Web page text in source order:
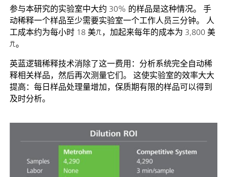
参与本研究的实验室中大约 30% 的样品是这种情况。 手
动稀释一个样品至少需要实验室一个工作人员三分钟。 人
工成本约为每小时 18 美元，加起来每年的成本为 3,800 美
元。
英蓝逻辑稀释技术消除了这一费用：分析系统完全自动稀
释相关样品，然后再次测量它们。 这使实验室的效率大大
提高：每日样品处理量增加，保质期有限的样品可以得到
及时分析。